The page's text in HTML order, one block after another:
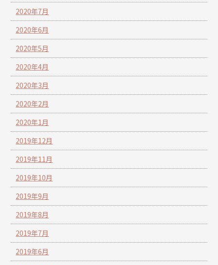
2020年7月
2020年6月
2020年5月
2020年4月
2020年3月
2020年2月
2020年1月
2019年12月
2019年11月
2019年10月
2019年9月
2019年8月
2019年7月
2019年6月